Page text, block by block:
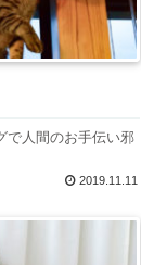
で人間のお手伝い邪
2019.11.11